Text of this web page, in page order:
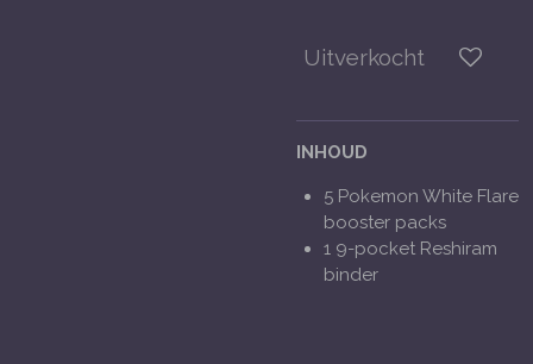
Uitverkocht
INHOUD
5 Pokemon White Flare
booster packs
1 9-pocket Reshiram
binder